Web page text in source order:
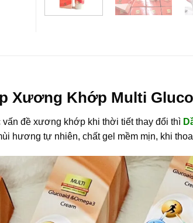
Xương Khớp Multi
vấn đề xương khớp khi thời tiết thay đổi thì
hương tự nhiên, chất gel mềm mịn, khi